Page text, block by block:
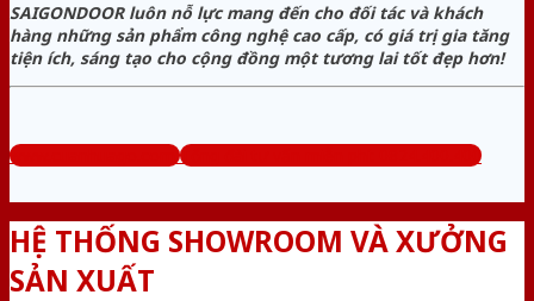
SAIGONDOOR luôn nỗ lực mang đến cho đối tác và khách
hàng những sản phẩm công nghệ cao cấp, có giá trị gia tăng
tiện ích, sáng tạo cho cộng đồng một tương lai tốt đẹp hơn!
www.cuanhuago.com Tổng đài tư vấn miễn phí: 0824.400.400
HỆ THỐNG SHOWROOM VÀ XƯỞNG
SẢN XUẤT